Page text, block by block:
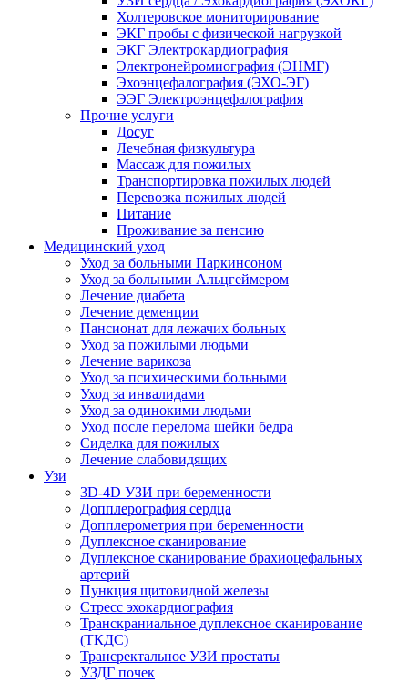
Холтеровское мониторирование
ЭКГ пробы с физической нагрузкой
ЭКГ Электрокардиография
Электронейромиография (ЭНМГ)
Эхоэнцефалография (ЭХО-ЭГ)
ЭЭГ Электроэнцефалография
Прочие услуги
Досуг
Лечебная физкультура
Массаж для пожилых
Транспортировка пожилых людей
Перевозка пожилых людей
Питание
Проживание за пенсию
Медицинский уход
Уход за больными Паркинсоном
Уход за больными Альцгеймером
Лечение диабета
Лечение деменции
Пансионат для лежачих больных
Уход за пожилыми людьми
Лечение варикоза
Уход за психическими больными
Уход за инвалидами
Уход за одинокими людьми
Уход после перелома шейки бедра
Сиделка для пожилых
Лечение слабовидящих
Узи
3D-4D УЗИ при беременности
Допплерография сердца
Допплерометрия при беременности
Дуплексное сканирование
Дуплексное сканирование брахиоцефальных
артерий
Пункция щитовидной железы
Стресс эхокардиография
Транскраниальное дуплексное сканирование
(ТКДС)
Трансректальное УЗИ простаты
УЗДГ почек